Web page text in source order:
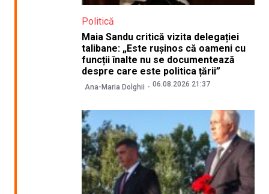
Politică
Maia Sandu critică vizita delegației
talibane: „Este rușinos că oameni cu
funcții înalte nu se documentează
despre care este politica țării”
Ana-Maria Dolghii 06.08.2026 21:37